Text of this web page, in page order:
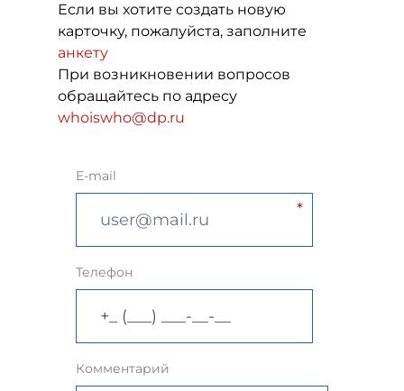
Если вы хотите создать новую
карточку, пожалуйста, заполните
анкету
При возникновении вопросов
обращайтесь по адресу
whoiswho@dp.ru
E-mail
Телефон
Комментарий